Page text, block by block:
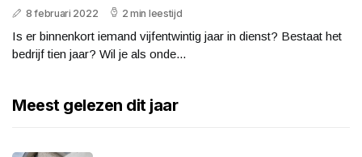
8 februari 2022 2 min leestijd
Is er binnenkort iemand vijfentwintig jaar in dienst? Bestaat het
bedrijf tien jaar? Wil je als onde...
Meest gelezen dit jaar